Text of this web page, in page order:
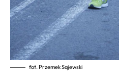
fot. Przemek Sajewski